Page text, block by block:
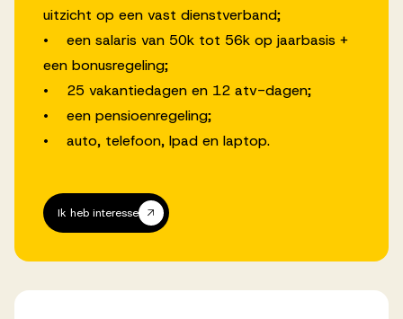
uitzicht op een vast dienstverband;
• een salaris van 50k tot 56k op jaarbasis +
een bonusregeling;
• 25 vakantiedagen en 12 atv-dagen;
• een pensioenregeling;
• auto, telefoon, Ipad en laptop.
Ik heb interesse